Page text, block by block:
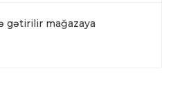
gətirilir mağazaya